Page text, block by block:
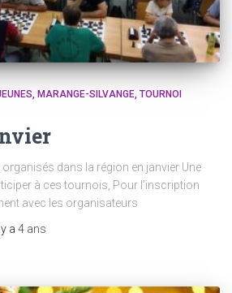
MARANGE-SILVANGE TOURNOI
dans la région en janvier Une
à ces tournois, Pour l’inscription
avec les organisateurs
y a 4 ans